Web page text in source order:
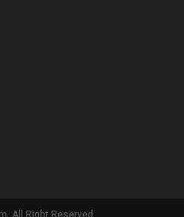
All Right Reserved.